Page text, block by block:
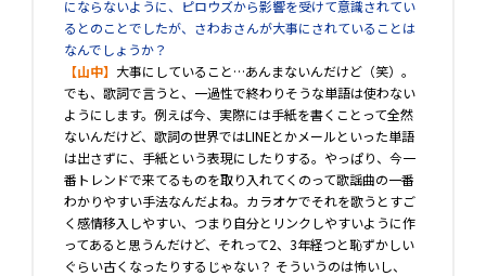
にならないように、ピロウズから影響を受けて意識されてい
るとのことでしたが、さわおさんが大事にされていることは
なんでしょうか？
【山中】 大事にしていること…あんまないんだけど（笑）。
でも、歌詞で言うと、一過性で終わりそうな単語は使わない
ようにします。例えば今、実際には手紙を書くことって全然
ないんだけど、歌詞の世界ではLINEとかメールといった単語
は出さずに、手紙という表現にしたりする。やっぱり、今一
番トレンドで来てるものを取り入れてくのって歌謡曲の一番
わかりやすい手法なんだよね。カラオケでそれを歌うとすご
く感情移入しやすい、つまり自分とリンクしやすいように作
ってあると思うんだけど、それって2、3年経つと恥ずかしい
ぐらい古くなったりするじゃない？ そういうのは怖いし、